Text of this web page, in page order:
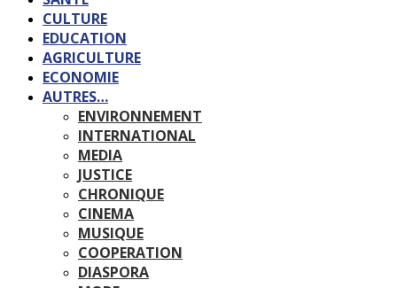
CULTURE
EDUCATION
AGRICULTURE
ECONOMIE
AUTRES…
ENVIRONNEMENT
INTERNATIONAL
MEDIA
JUSTICE
CHRONIQUE
CINEMA
MUSIQUE
COOPERATION
DIASPORA